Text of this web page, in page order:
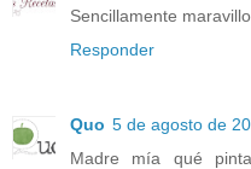
Sencillamente
Responder
Quo 5 de agosto de
Madre mía qué